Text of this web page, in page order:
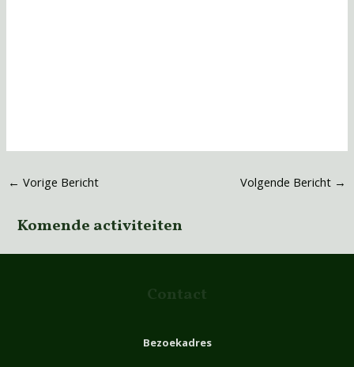
← Vorige Bericht Volgende Bericht →
Komende activiteiten
Contact
Bezoekadres